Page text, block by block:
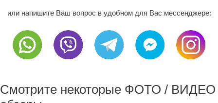
или напишите Ваш вопрос в удобном для Вас мессенджере:
Смотрите некоторые ФОТО / ВИДЕО